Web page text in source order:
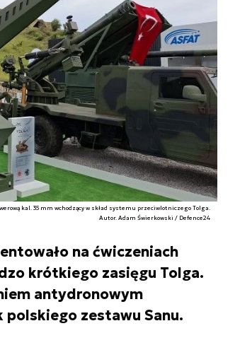
kal. 35 mm wchodzący w skład systemu przeciwlotniczego Tolga.
Autor. Adam Świerkowski / Defence24
na ćwiczeniach
krótkiego zasięgu Tolga.
antydronowym
zestawu Sanu.